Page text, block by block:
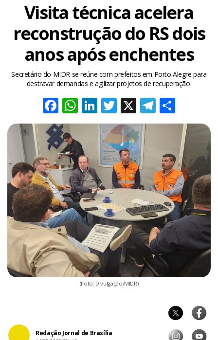
Visita técnica acelera
reconstrução do RS dois
anos após enchentes
Secretário do MIDR se reúne com prefeitos em Porto Alegre para
destravar demandas e agilizar projetos de recuperação.
Facebook
WhatsApp
LinkedIn
Twitter
X
(Foto: Divulgação/MIDR)
Redação Jornal de Brasília